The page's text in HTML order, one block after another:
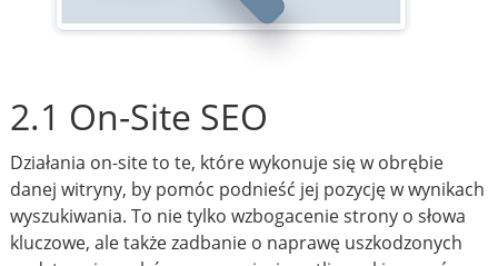
2.1 On-Site SEO
Działania on-site to te, które wykonuje się w obrębie
danej witryny, by pomóc podnieść jej pozycję w wynikach
wyszukiwania. To nie tylko wzbogacenie strony o słowa
kluczowe, ale także zadbanie o naprawę uszkodzonych